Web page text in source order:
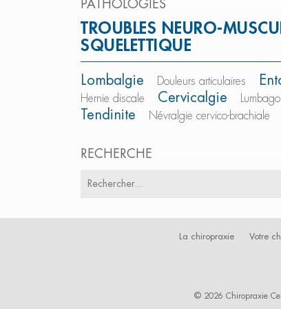
PATHOLOGIES
TROUBLES NEURO-
SQUELETTIQUE
Lombalgie Douleurs articulaires
Hernie discale Cervicalgie Lumbago
Tendinite Névralgie cervico-brachiale
RECHERCHE
Résultats
La chiropraxie Votre
© 2026 Chiropraxie